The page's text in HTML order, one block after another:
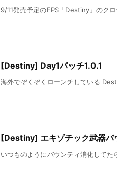
9/11発売予定のFPS「Destiny」のク
[Destiny] Day1パッチ1.0.1
海外でぞくぞくローンチしている
[Destiny] エキゾチック武器バ
いつものようにバウンティ消化して